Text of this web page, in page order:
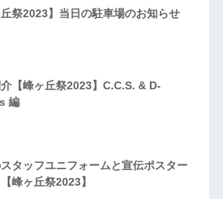
丘祭2023】当日の駐車場のお知らせ
【峰ヶ丘祭2023】C.C.S. & D-
編
タッフユニフォームと宣伝ポスター
峰ヶ丘祭2023】